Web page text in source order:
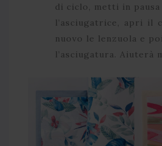
di ciclo, metti in pausa
l’asciugatrice, apri il
nuovo le lenzuola e
l’asciugatura. Aiuterà